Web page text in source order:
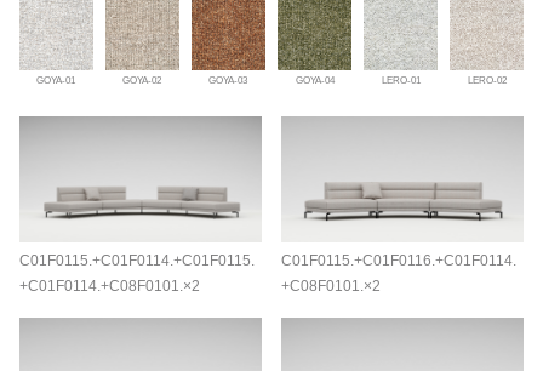
GOYA-01 GOYA-02 GOYA-03 GOYA-04 LERO-01 LERO-02
C01F0115.+C01F0114.+C01F0115.
+C01F0114.+C08F0101.×2
C01F0115.+C01F0116.+C01F0114.
+C08F0101.×2